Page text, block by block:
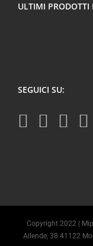
ULTIMI PRODOTTI
SEGUICI SU:
Copyright 2022 |
Allende, 38 41122